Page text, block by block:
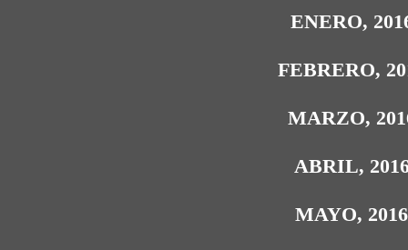
ENERO,
FEBRERO,
MARZO,
ABRIL,
MAYO, 2016